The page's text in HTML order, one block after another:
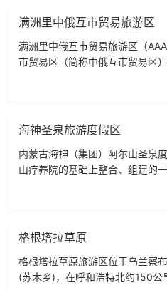
满洲里中俄互市贸易旅游区
满洲里中俄互市贸易旅游区（
市贸易区（简称中俄互市贸易区
海神圣泉旅游度假区
内蒙古海神（集团）阿尔山圣泉
山疗养院的基础上整合、组建的
格根塔拉草原
格根塔拉草原旅游区位于乌兰察
(苏木乡)，在呼和浩特北约150公